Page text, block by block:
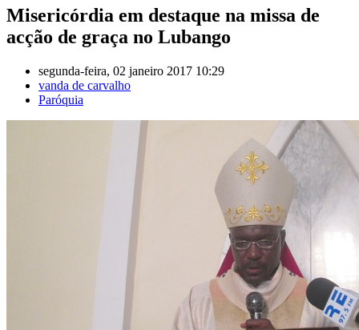
Misericórdia em destaque na missa de
acção de graça no Lubango
segunda-feira, 02 janeiro 2017 10:29
vanda de carvalho
Paróquia